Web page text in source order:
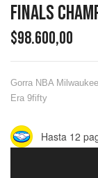
Finals
$98.600,00
Gorra NBA
Era 9fifty
Hasta 12